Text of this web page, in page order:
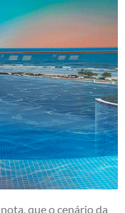
que o cenário da